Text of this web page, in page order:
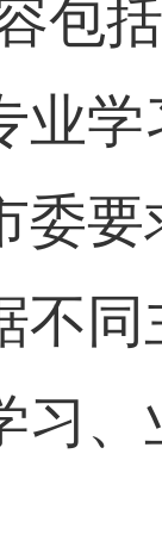
包
业
委
不
习